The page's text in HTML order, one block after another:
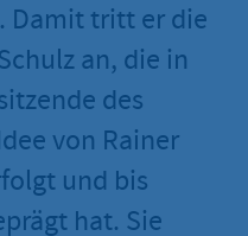
Damit tritt er die
an, die in
des
von Rainer
und bis
hat. Sie